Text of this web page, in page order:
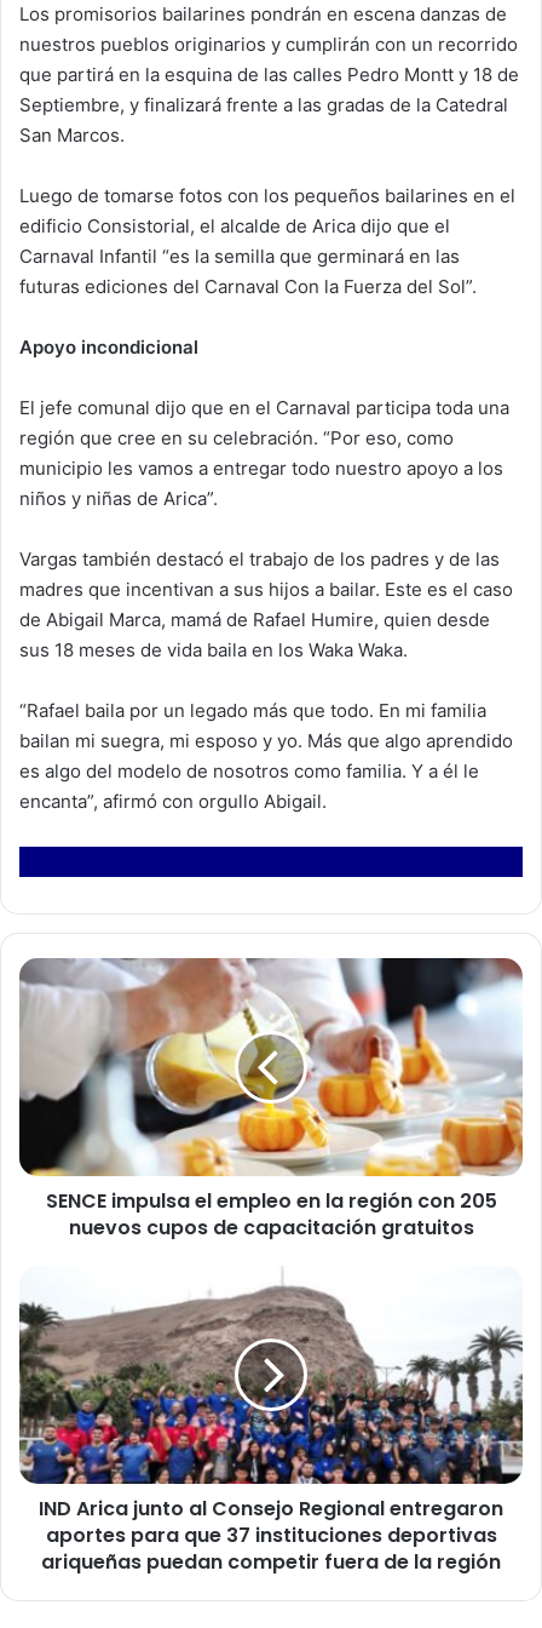
Los promisorios bailarines pondrán en escena danzas de
nuestros pueblos originarios y cumplirán con un recorrido
que partirá en la esquina de las calles Pedro Montt y 18 de
Septiembre, y finalizará frente a las gradas de la Catedral
San Marcos.
Luego de tomarse fotos con los pequeños bailarines en el
edificio Consistorial, el alcalde de Arica dijo que el
Carnaval Infantil “es la semilla que germinará en las
futuras ediciones del Carnaval Con la Fuerza del Sol”.
Apoyo incondicional
El jefe comunal dijo que en el Carnaval participa toda una
región que cree en su celebración. “Por eso, como
municipio les vamos a entregar todo nuestro apoyo a los
niños y niñas de Arica”.
Vargas también destacó el trabajo de los padres y de las
madres que incentivan a sus hijos a bailar. Este es el caso
de Abigail Marca, mamá de Rafael Humire, quien desde
sus 18 meses de vida baila en los Waka Waka.
“Rafael baila por un legado más que todo. En mi familia
bailan mi suegra, mi esposo y yo. Más que algo aprendido
es algo del modelo de nosotros como familia. Y a él le
encanta”, afirmó con orgullo Abigail.
S
E
i
u
l
e
m
p
l
e
o
e
e
SENCE impulsa el empleo en la región con 205
nuevos cupos de capacitación gratuitos
N
D
A
r
i
c
a
j
IND Arica junto al Consejo Regional entregaron
aportes para que 37 instituciones deportivas
ariqueñas puedan competir fuera de la región